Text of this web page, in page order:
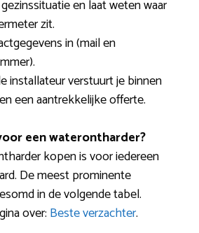
en laat weten waar
zit.
in (mail en
installateur verstuurt je binnen
een aantrekkelijke offerte.
een waterontharder?
kopen is voor iedereen
De meest prominente
in de volgende tabel.
over: Beste verzachter.